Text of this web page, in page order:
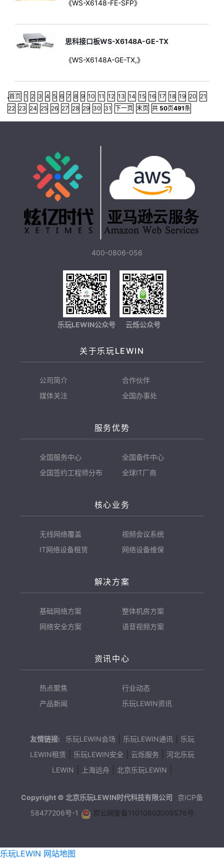
《WS-X6148-FE-SFP》
思科接口板WS-X6148A-GE-TX
《WS-X6148A-GE-TX,》
首页 1 2 3 4 5 6 7 8 9 10 11 12 13 14 15 16 17 18 19 20 21
22 23 24 25 26 27 28 29 30 31 下一页 末页 共 50页491条
400-0806-056
乐玩LEWIN公众号 云烁公众号
关于乐玩LEWIN
公司简介
合作伙伴
媒体关注
全国办事处
服务优势
全国服务中心
全国备件中心
全国签约工程师分布
全球IT厂商
核心业务
无线网络覆盖
视频会议系统
IT网络设备租赁
网络设备维保
解决方案
基础网络方案
整体机房方案
网络安全方案
语音视频方案
资讯中心
热点聚焦
行业动态
产品新闻
乐玩LEWIN资讯
友情链接: 乐玩LEWIN会场 乐玩LEWIN通讯|
乐玩
LEWIN租赁
乐玩LEWIN安全| 云烁服务
河北乐玩
LEWIN
上海远舟 北京乐玩LEWIN
Copyright © 北京乐玩LEWIN时代科技有限公司
京ICP备
58477206号-1
京公网安备11010802009576号
乐玩LEWIN 网站地图